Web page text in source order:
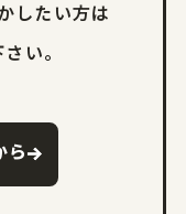
したい方は
い。
ら